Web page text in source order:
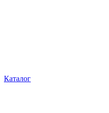
Каталог